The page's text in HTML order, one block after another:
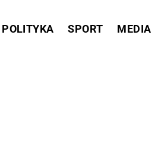
POLITYKA SPORT MEDIA